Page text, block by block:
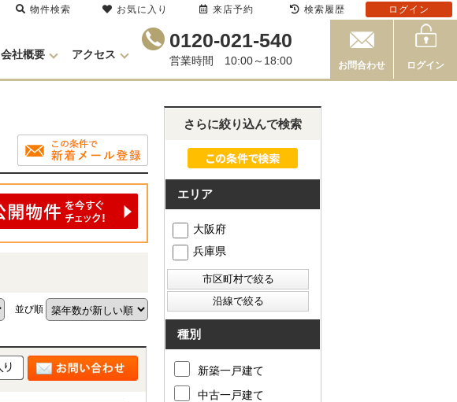
会社概要 アクセス
0120-021-540
営業時間 10:00～18:00 お問合わせ ログイン
並び順
さらに絞り込んで検索
エリア
大阪府
兵庫県
種別
新築一戸建て
中古一戸建て
物件検索 お気に入り 来店予約 検索履歴 ログイン